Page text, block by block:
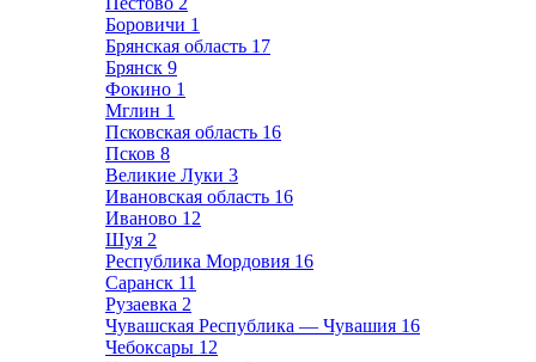
Боровичи 1
Брянская область 17
Брянск 9
Фокино 1
Мглин 1
Псковская область 16
Псков 8
Великие Луки 3
Ивановская область 16
Иваново 12
Шуя 2
Республика Мордовия 16
Саранск 11
Рузаевка 2
Чувашская Республика — Чувашия 16
Чебоксары 12